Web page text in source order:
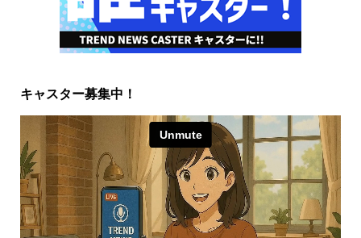
キャスター募集中！